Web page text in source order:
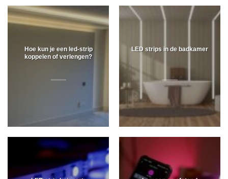
Hoe kun je een led-strip
koppelen of verlengen?
LED strips in de badkamer